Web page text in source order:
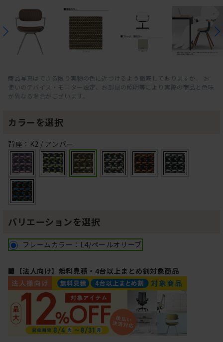
商品写真はできる限り実物の色に近づけるよう徹底しておりますが、 お
使いのデバイス・モニター設定、お部屋の照明等により実際の商品と色味
が異なる場合がございます。
カラーを選択
背座：K2 / アンバー
バリエーションを選択
フレームカラー：L4/ペールオリーブ
■【法人向け】無料見積・4台以上まとめ割対象商品